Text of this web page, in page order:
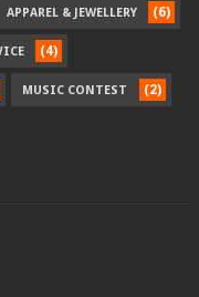
APPAREL & JEWELLERY (6)
(4)
MUSIC CONTEST (2)